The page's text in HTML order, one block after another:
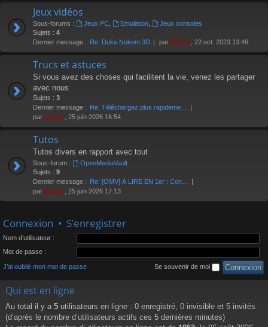
Jeux vidéos
Sous-forums : Jeux PC, Emulation,
Jeux consoles
Sujets : 4
Dernier message : Re: Duke Nukem 3D par keyser , 22 oct. 2023 13:46
Trucs et astuces
Si vous avez des choses qui facilitent la vie, venez les partager
avec nous
Sujets : 3
Dernier message : Re: Téléchargez plus rapideme…
par keyser , 25 juin 2026 16:54
Tutos
Tutos divers en rapport avec tout
Sous-forum :
OpenMediaVault
Sujets : 9
Dernier message : Re: [OMV] À LIRE EN 1er : Con…
par keyser , 25 juin 2026 17:13
Connexion • S’enregistrer
Nom d’utilisateur :
Mot de passe :
J’ai oublié mon mot de passe Se souvenir de moi
Qui est en ligne
Au total il y a 5 utilisateurs en ligne : 0 enregistré, 0 invisible et 5 invités
(d’après le nombre d’utilisateurs actifs ces 5 dernières minutes)